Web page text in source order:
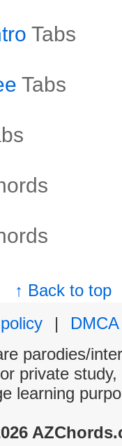
Tabs
Tabs
↑ Back to top
|
DMCA
parodies/
private
learning